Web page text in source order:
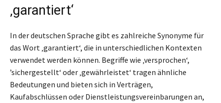
‚garantiert‘
In der deutschen Sprache gibt es zahlreiche Synonyme für
das Wort ‚garantiert‘, die in unterschiedlichen Kontexten
verwendet werden können. Begriffe wie ‚versprochen‘,
’sichergestellt‘ oder ‚gewährleistet‘ tragen ähnliche
Bedeutungen und bieten sich in Verträgen,
Kaufabschlüssen oder Dienstleistungsvereinbarungen an,